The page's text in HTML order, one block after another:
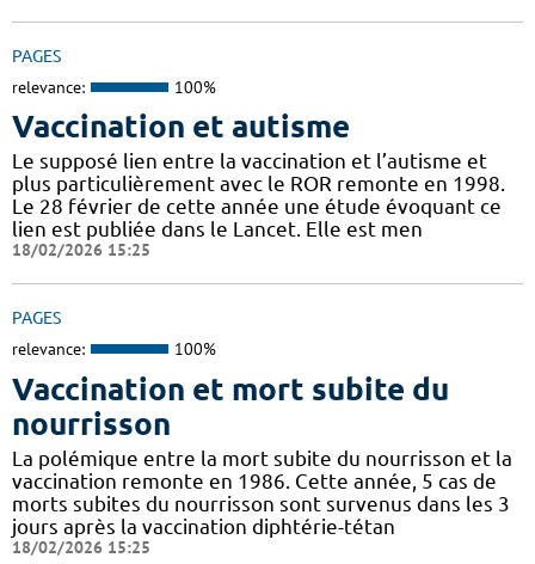
PAGES
relevance: 100%
Vaccination et autisme
Le supposé lien entre la vaccination et l’autisme et
plus particulièrement avec le ROR remonte en 1998.
Le 28 février de cette année une étude évoquant ce
lien est publiée dans le Lancet. Elle est men
18/02/2026 15:25
PAGES
relevance: 100%
Vaccination et mort subite du
nourrisson
La polémique entre la mort subite du nourrisson et la
vaccination remonte en 1986. Cette année, 5 cas de
morts subites du nourrisson sont survenus dans les 3
jours après la vaccination diphtérie-tétan
18/02/2026 15:25